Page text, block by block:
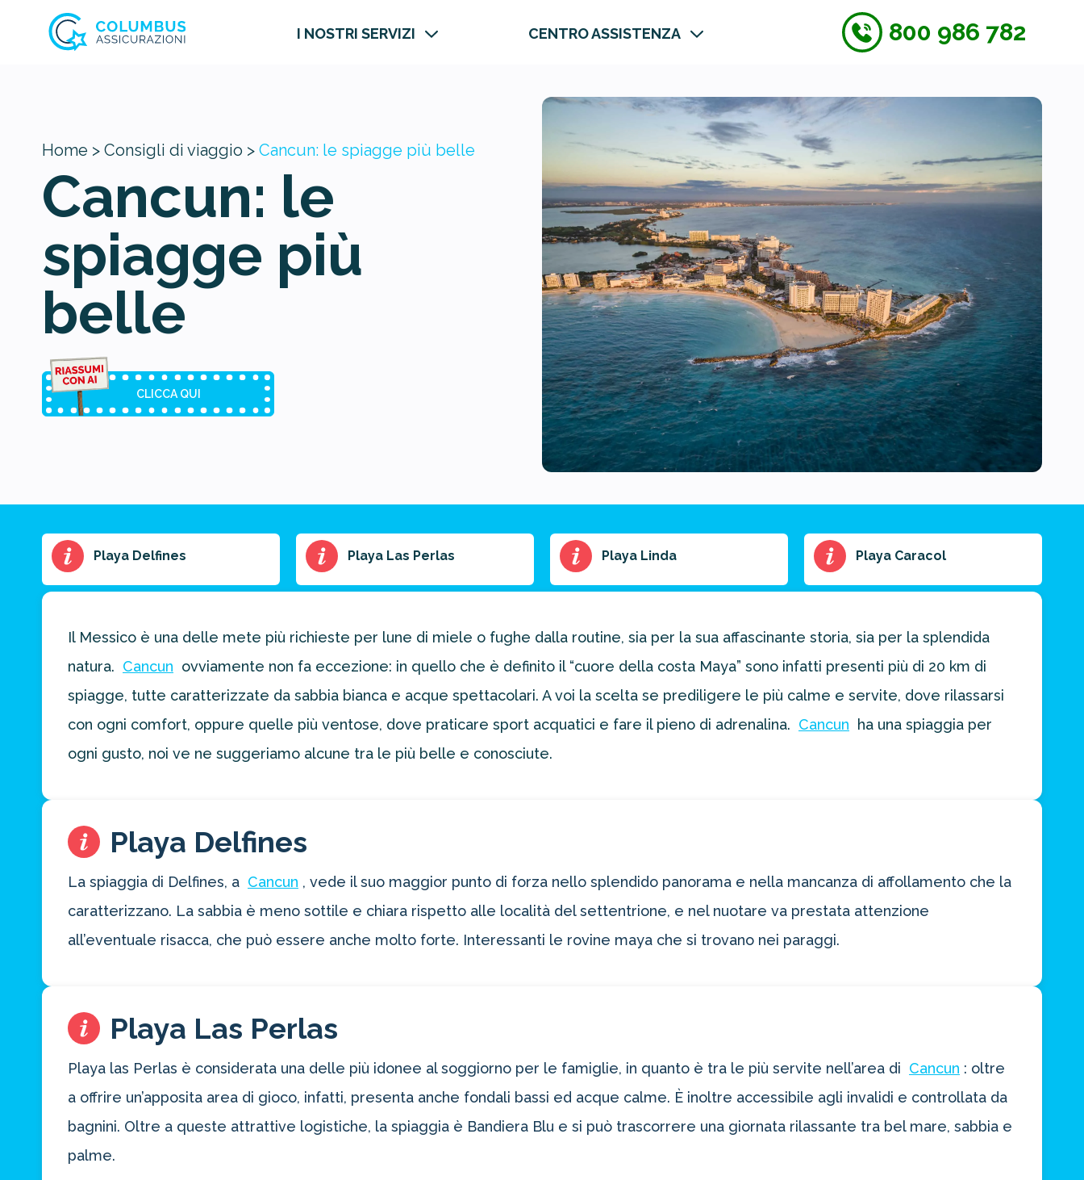
I NOSTRI SERVIZI CENTRO ASSISTENZA 800 986 782
Home > Consigli di viaggio > Cancun: le spiagge più belle
Cancun: le
spiagge più
belle
CLICCA QUI
Riassunto
dell'articolo
Ottieni un
personalizzato
PREVENTIVO
Playa Delfines Playa Las Perlas Playa Linda Playa Caracol
Il Messico è una delle mete più richieste per lune di miele o fughe dalla routine, sia per la sua affascinante storia, sia per la splendida
natura. Cancun ovviamente non fa eccezione: in quello che è definito il “cuore della costa Maya” sono infatti presenti più di 20 km di
spiagge, tutte caratterizzate da sabbia bianca e acque spettacolari. A voi la scelta se prediligere le più calme e servite, dove rilassarsi
con ogni comfort, oppure quelle più ventose, dove praticare sport acquatici e fare il pieno di adrenalina. Cancun ha una spiaggia per
ogni gusto, noi ve ne suggeriamo alcune tra le più belle e conosciute.
Playa Delfines
La spiaggia di Delfines, a Cancun , vede il suo maggior punto di forza nello splendido panorama e nella mancanza di affollamento che la
caratterizzano. La sabbia è meno sottile e chiara rispetto alle località del settentrione, e nel nuotare va prestata attenzione
all’eventuale risacca, che può essere anche molto forte. Interessanti le rovine maya che si trovano nei paraggi.
Playa Las Perlas
Playa las Perlas è considerata una delle più idonee al soggiorno per le famiglie, in quanto è tra le più servite nell’area di Cancun : oltre
a offrire un’apposita area di gioco, infatti, presenta anche fondali bassi ed acque calme. È inoltre accessibile agli invalidi e controllata da
bagnini. Oltre a queste attrattive logistiche, la spiaggia è Bandiera Blu e si può trascorrere una giornata rilassante tra bel mare, sabbia e
palme.